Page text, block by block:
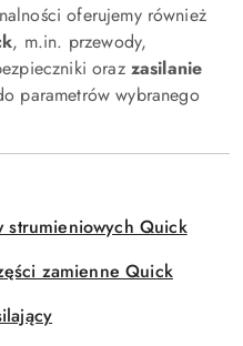
oferujemy również
, m.in. przewody,
oraz zasilanie
parametrów wybranego
strumieniowych Quick
zamienne Quick